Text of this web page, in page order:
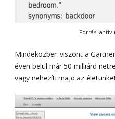
Forrás:
Mindeközben viszont a
éven belül már 50 milliárd
vagy nehezíti majd az